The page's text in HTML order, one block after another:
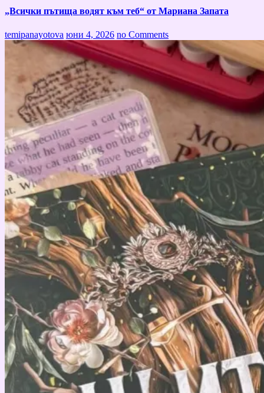
„Всички пътища водят към теб“ от Мариана Запата
temipanayotova юни 4, 2026 no Comments